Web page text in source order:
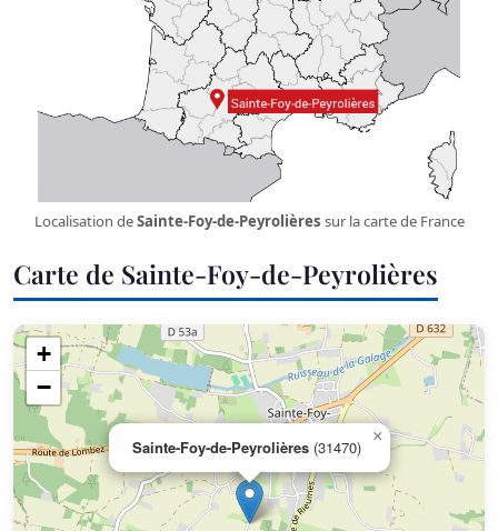
Localisation deSainte-Foy-de-Peyrolières sur la carte de France
Carte de Sainte-Foy-de-Peyrolières
Sainte-Foy-de-Peyrolières (31470)
×
+
−